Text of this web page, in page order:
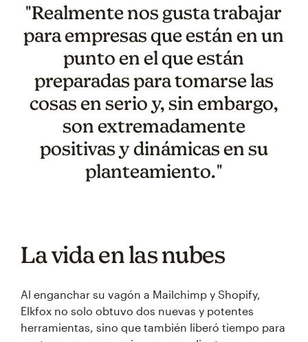
"Realmente nos gusta trabajar
para empresas que están en un
punto en el que están
preparadas para tomarse las
cosas en serio y, sin embargo,
son extremadamente
positivas y dinámicas en su
planteamiento."
La vida en las nubes
Al enganchar su vagón a Mailchimp y Shopify,
Elkfox no solo obtuvo dos nuevas y potentes
herramientas, sino que también liberó tiempo para